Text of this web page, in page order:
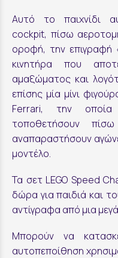
Αυτό το παιχνίδι
cockpit, πίσω
οροφή, την επιγραφή
κινητήρα που
αμαξώματος και
επίσης μία μίνι
Ferrari, την οποία
τοποθετήσουν
αναπαραστήσουν
μοντέλο.
Τα σετ LEGO Speed
δώρα για παιδιά και
αντίγραφα από μια
Μπορούν να
αυτοπεποίθηση